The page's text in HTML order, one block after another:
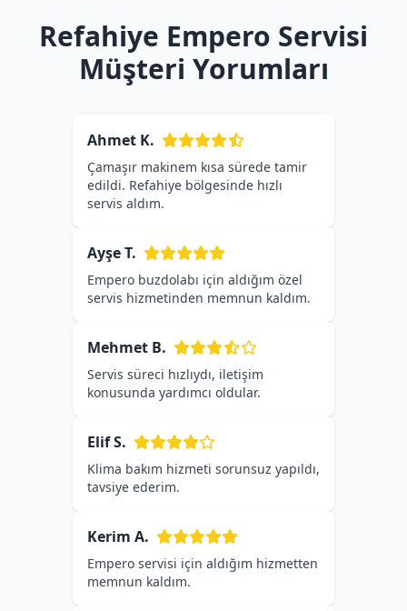
Refahiye Empero Servisi
Müşteri Yorumları
Ahmet K.
Çamaşır makinem kısa sürede tamir
edildi. Refahiye bölgesinde hızlı
servis aldım.
Ayşe T.
Empero buzdolabı için aldığım özel
servis hizmetinden memnun kaldım.
Mehmet B.
Servis süreci hızlıydı, iletişim
konusunda yardımcı oldular.
Elif S.
Klima bakım hizmeti sorunsuz yapıldı,
tavsiye ederim.
Kerim A.
Empero servisi için aldığım hizmetten
memnun kaldım.